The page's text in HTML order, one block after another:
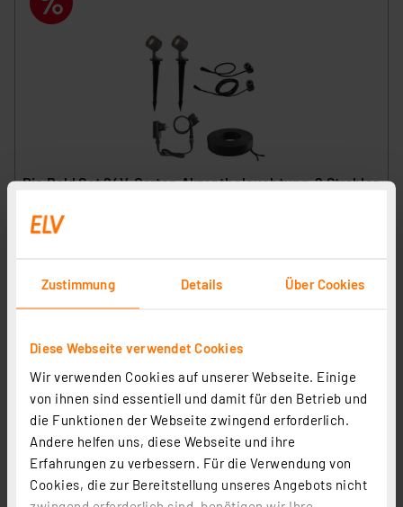
Zustimmung Details Über Cookies
Diese Webseite verwendet Cookies
Wir verwenden Cookies auf unserer Webseite. Einige
von ihnen sind essentiell und damit für den Betrieb und
die Funktionen der Webseite zwingend erforderlich.
Andere helfen uns, diese Webseite und ihre
Erfahrungen zu verbessern. Für die Verwendung von
Cookies, die zur Bereitstellung unseres Angebots nicht
Die Bold Set 24V-Garten Akzentbeleuchtung, 2 Strahler
inkl. MwSt.